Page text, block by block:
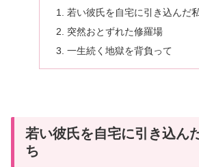
若い彼氏を自宅に引き込んだ
突然おとずれた修羅場
一生続く地獄を背負って
若い彼氏を自宅に引き込ん
ち